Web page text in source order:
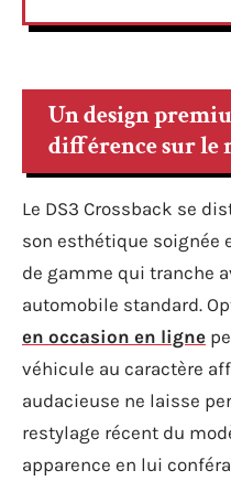
Un design
différence sur le
Le DS3 Crossback se
son esthétique soignée
de gamme qui tranche
automobile standard.
en occasion en ligne
véhicule au caractère
audacieuse ne laisse
restylage récent du
apparence en lui